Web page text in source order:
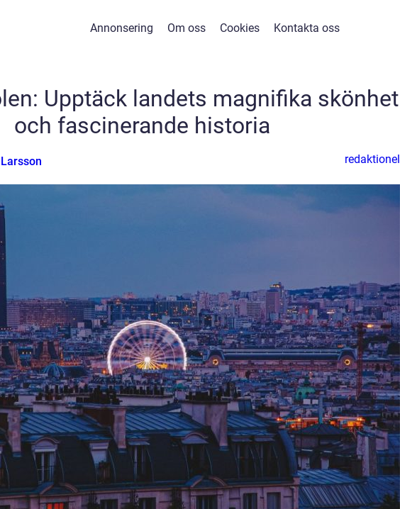
Annonsering Om oss Cookies Kontakta oss
Upptäck landets magnifika skönhet
och fascinerande historia
redaktionel